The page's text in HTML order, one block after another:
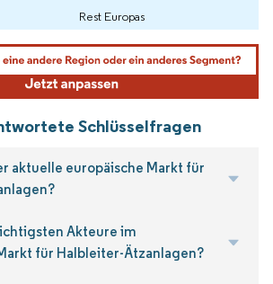
Rest Europas
Schlüsselfragen
aktuelle europäische Markt für
Akteure im
für Halbleiter-Ätzanlagen?